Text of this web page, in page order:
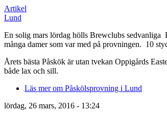
Artikel
Lund
En solig mars lördag hölls Brewclubs sedvanliga
många damer som var med på provningen. 10
Årets bästa Påskök är utan tvekan Oppigårds
både lax och sill.
Läs merom Påskölsprovning i Lund
lördag, 26 mars, 2016 - 13:24